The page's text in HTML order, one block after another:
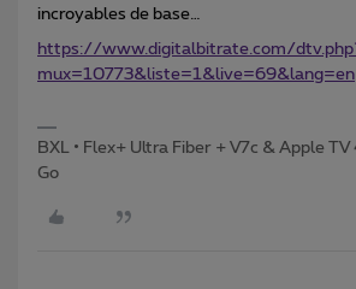
incroyables de base…
https://www.digitalbitrate.com/
mux=10773&liste=1&live=69&lang=en
BXL • Flex+ Ultra Fiber + V7c & Apple
Go